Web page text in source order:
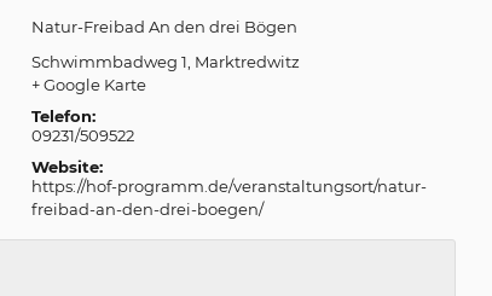
Natur-Freibad An den drei Bögen
Schwimmbadweg 1 Marktredwitz
+ Google Karte
Telefon:
09231/509522
Website:
https://hof-programm.de/veranstaltungsort/natur-
freibad-an-den-drei-boegen/